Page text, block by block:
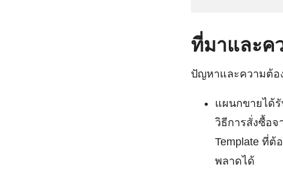
ที่มาและค
ปัญหาและความต้อ
แผนกขายได้
วิธีการสั่งซื้อ
Template ที่ต้
พลาดได้